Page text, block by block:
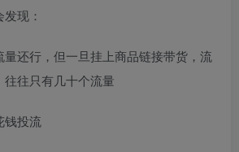
现：
还行，但一旦挂上商品链接带货，流
往只有几十个流量
钱投流